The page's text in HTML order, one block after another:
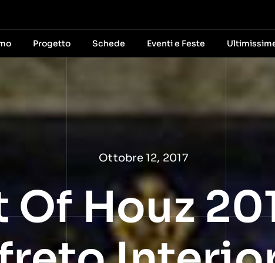
Progetto Schede Eventi e Feste
Ottobre 12, 2017
Of Houz